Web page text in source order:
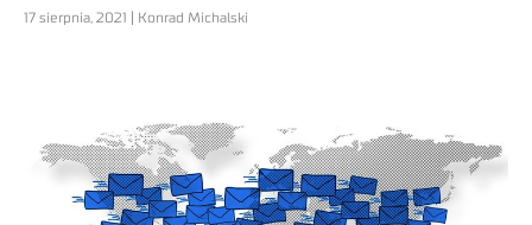
17 sierpnia, 2021 | Konrad Michalski